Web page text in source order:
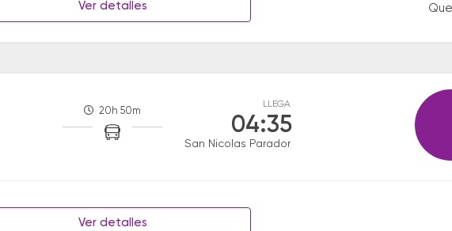
Ver detalles
20h 50m
LLEGA
04:35
San Nicolas Parador
Ver detalles